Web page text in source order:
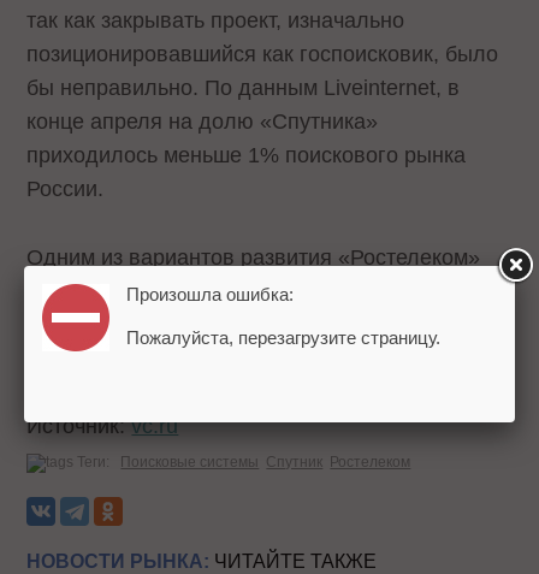
так как закрывать проект, изначально
позиционировавшийся как госпоисковик, было
бы неправильно. По данным Liveinternet, в
конце апреля на долю «Спутника»
приходилось меньше 1% поискового рынка
России.
Одним из вариантов развития «Ростелеком»
называет переориентирование «Спутника» на
задачи, связанные с расчётом «больших
данных».
Источник:vc.ru
Теги: Поисковые системы Спутник Ростелеком
НОВОСТИ РЫНКА: ЧИТАЙТЕ ТАКЖЕ
Произошла ошибка:
Пожалуйста, перезагрузите страницу.